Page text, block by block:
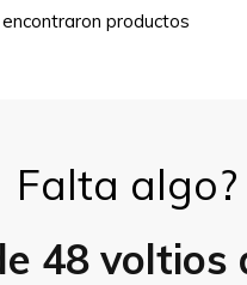
productos
Falta
48